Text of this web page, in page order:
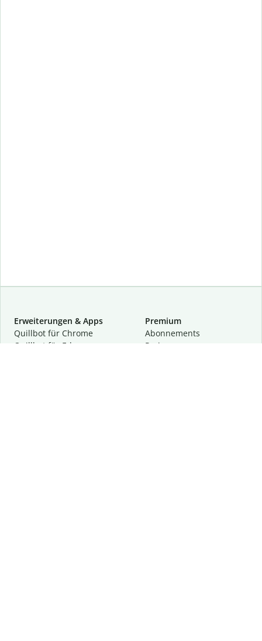
Erweiterungen & Apps
Quillbot für Chrome
Quillbot für Edge
Premium
Abon­ne­ments
Preise